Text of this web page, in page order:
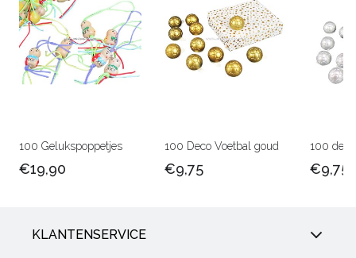
100 Gelukspoppetjes
€19,90
100 Deco Voetbal goud
€9,75
100
€9,75
KLANTENSERVICE